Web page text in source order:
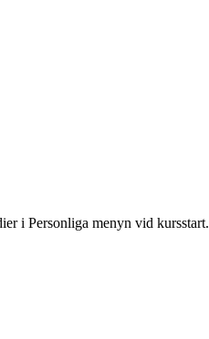
i Personliga menyn vid kursstart.